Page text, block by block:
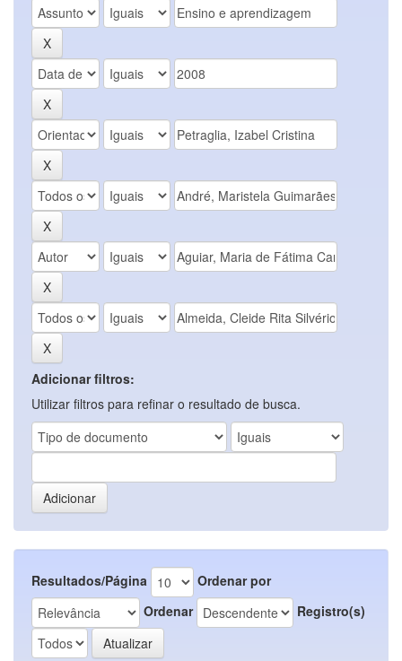
Adicionar filtros:
Utilizar filtros para refinar o resultado de busca.
Resultados/Página
Ordenar por
Ordenar
Registro(s)